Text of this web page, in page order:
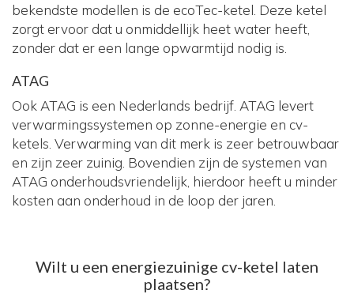
bekendste modellen is de ecoTec-ketel. Deze ketel
zorgt ervoor dat u onmiddellijk heet water heeft,
zonder dat er een lange opwarmtijd nodig is.
ATAG
Ook ATAG is een Nederlands bedrijf. ATAG levert
verwarmingssystemen op zonne-energie en cv-
ketels. Verwarming van dit merk is zeer betrouwbaar
en zijn zeer zuinig. Bovendien zijn de systemen van
ATAG onderhoudsvriendelijk, hierdoor heeft u minder
kosten aan onderhoud in de loop der jaren.
Wilt u een energiezuinige cv-ketel laten
plaatsen?